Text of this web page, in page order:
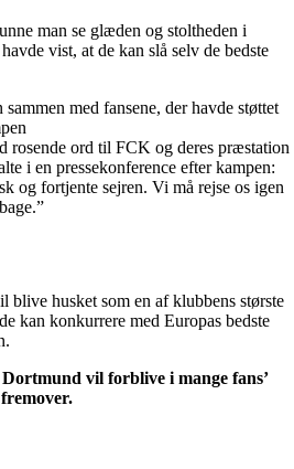
man se glæden og stoltheden i
vist, at de kan slå selv de bedste
med fansene, der havde støttet
rosende ord til FCK og deres præstation
i en pressekonference efter kampen:
og fortjente sejren. Vi må rejse os igen
blive husket som en af klubbens største
kan konkurrere med Europas bedste
vil forblive i mange fans’